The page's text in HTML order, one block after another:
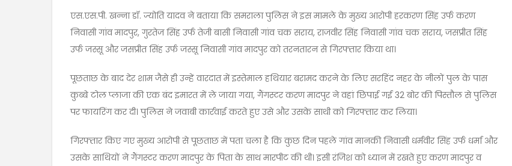
एस.एस.पी. खन्ना डॉ. ज्योति यादव ने बताया कि समराला पुलिस ने इस मामले के मुख्य आरोपी हरकरण सिंह उर्फ ​​करण
निवासी गांव मादपुर, गुरतेज सिंह उर्फ ​​तेजी बासी निवासी गांव चक सराय, राजवीर सिंह निवासी गांव चक सराय, जसप्रीत सिंह
उर्फ ​​जस्सू और जसप्रीत सिंह उर्फ ​​जस्सू निवासी गांव मादपुर को तरनतारन से गिरफ्तार किया था।
पूछताछ के बाद देर शाम जैसे ही उन्हें वारदात में इस्तेमाल हथियार बरामद करने के लिए सरहिंद नहर के नीलों पुल के पास
कुब्बे टोल प्लाजा की एक बंद इमारत में ले जाया गया, गैंगस्टर करण मादपुर ने वहां छिपाई गई 32 बोर की पिस्तौल से पुलिस
पर फायरिंग कर दी। पुलिस ने जवाबी कार्रवाई करते हुए उसे और उसके साथी को गिरफ्तार कर लिया।
गिरफ्तार किए गए मुख्य आरोपी से पूछताछ में पता चला है कि कुछ दिन पहले गांव मानकी निवासी धर्मवीर सिंह उर्फ ​​धर्मा और
उसके साथियों ने गैंगस्टर करण मादपुर के पिता के साथ मारपीट की थी। इसी रंजिश को ध्यान में रखते हुए करण मादपुर व